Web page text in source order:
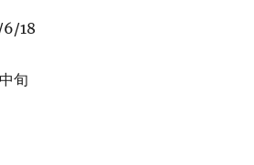
6/18
旬
郊外にあるおしゃれなパン屋さん